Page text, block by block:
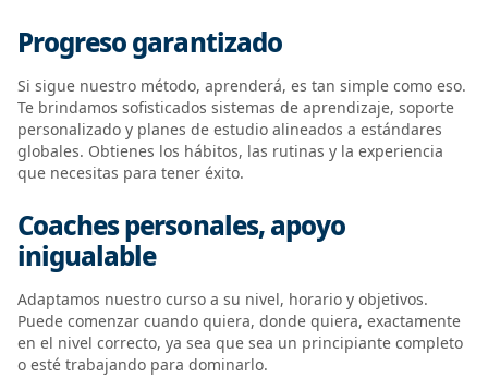
Progreso garantizado
Si sigue nuestro método, aprenderá, es tan simple como eso.
Te brindamos sofisticados sistemas de aprendizaje, soporte
personalizado y planes de estudio alineados a estándares
globales. Obtienes los hábitos, las rutinas y la experiencia
que necesitas para tener éxito.
Coaches personales, apoyo
inigualable
Adaptamos nuestro curso a su nivel, horario y objetivos.
Puede comenzar cuando quiera, donde quiera, exactamente
en el nivel correcto, ya sea que sea un principiante completo
o esté trabajando para dominarlo.